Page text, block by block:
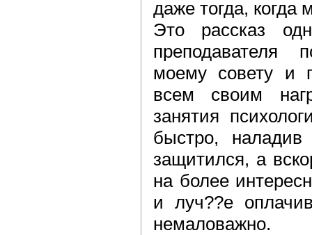
даже тогда,
Это рассказ
преподавателя
моему совету и
всем своим
занятия
быстро,
защитился, а
на более
и луч??е
немаловажно.